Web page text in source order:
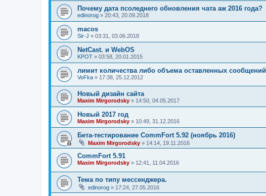
Почему дата псоледнего обновления чата аж 2016 года?
edinorog » 20:43, 20.09.2018
macos
Sir-J » 03:31, 03.06.2018
NetCast. и WebOS
KPOT » 03:58, 20.01.2015
лимит количества либо объема оставленных сообщений
VoFka » 17:38, 25.12.2012
Новый дизайн сайта
Maxim Mirgorodsky » 14:50, 04.05.2017
Новый 2017 год
Maxim Mirgorodsky » 10:49, 31.12.2016
Бета-тестирование CommFort 5.92 (ноябрь 2016)
Maxim Mirgorodsky » 14:14, 19.11.2016
CommFort 5.91
Maxim Mirgorodsky » 12:41, 11.04.2016
Тема по типу мессенджера.
edinorog » 17:24, 27.05.2016